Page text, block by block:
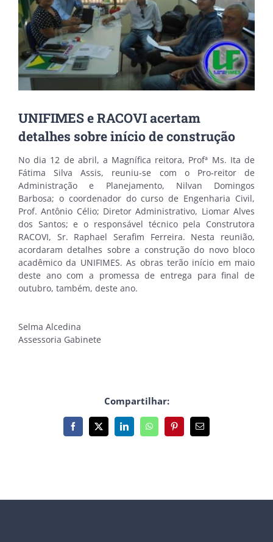
UNIFIMES e RACOVI acertam
detalhes sobre início de construção
No dia 12 de abril, a Magnífica reitora, Profª Ms. Ita de
Fátima Silva Assis, reuniu-se com o Pro-reitor de
Administração e Planejamento, Nilvan Domingos
Barbosa; o coordenador do curso de Engenharia Civil,
Prof. Antônio Célio; Diretor Administrativo, Liomar Alves
dos Santos; e o responsável técnico pela Construtora
RACOVI, Sr. Raphael Serafim Ferreira. Nesta reunião,
acordaram detalhes sobre a construção do novo bloco
acadêmico da UNIFIMES. As obras terão início em maio
deste ano com a promessa de entrega para final de
outubro, também, deste ano.
Selma Alcedina
Assessoria Gabinete
Compartilhar:
Facebook
X LinkedInWhatsAppPinterest
E-
mail